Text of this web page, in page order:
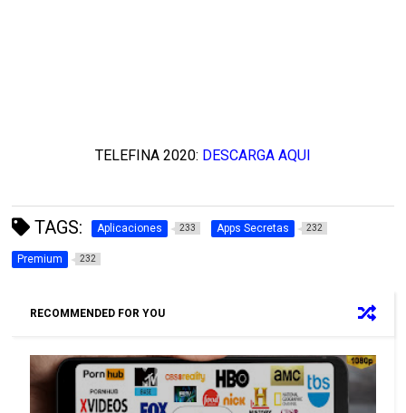
TELEFINA 2020: DESCARGA AQUI
TAGS: Aplicaciones 233 Apps Secretas 232
Premium 232
RECOMMENDED FOR YOU